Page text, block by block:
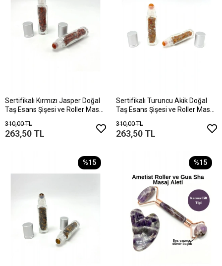
Sertifikalı Kırmızı Jasper Doğal
Taş Esans Şişesi ve Roller Masaj
310,00 TL
263,50 TL
Sertifikalı Turuncu Akik Doğal
Taş Esans Şişesi ve Roller Masaj
310,00 TL
263,50 TL
%15 %15